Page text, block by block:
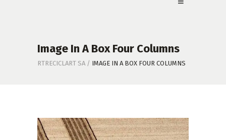
Image In A Box Four Columns
RTRECICLART SA / IMAGE IN A BOX FOUR COLUMNS